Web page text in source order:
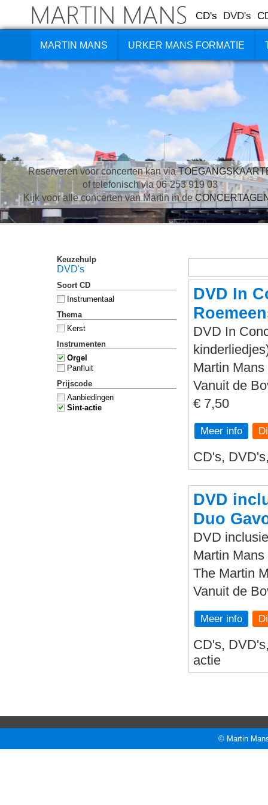
CD's DVD's
MARTIN MANS URKER MANS FORMATIE
Reserveren voor concerten kan via
of telefonisch via 06-253 919 03
Kijk voor alle concerten van Martin in de
Keuzehulp
DVD's
Soort CD
Instrumentaal
Thema
Kerst
Instrumenten
Orgel
Panfluit
Prijscode
Aanbiedingen
Sint-actie
DVD In
DVD In
Martin
Vanuit de
€ 7,50
Meer info
CD's,
DVD
Duo
DVD
Martin
The Martin
Vanuit de
Meer info
CD's,
actie
© Martin